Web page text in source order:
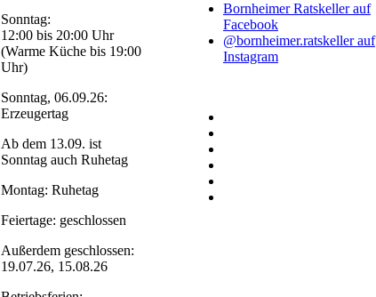
Sonntag:
12:00 bis 20:00 Uhr
(Warme Küche bis 19:00
Uhr)
Sonntag, 06.09.26:
Erzeugertag
Ab dem 13.09. ist
Sonntag auch Ruhetag
Montag: Ruhetag
Feiertage: geschlossen
Außerdem geschlossen:
19.07.26, 15.08.26
Bornheimer Ratskeller auf
Facebook
@bornheimer.ratskeller auf
Instagram